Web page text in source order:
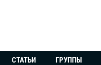
СТАТЬИ ГРУППЫ